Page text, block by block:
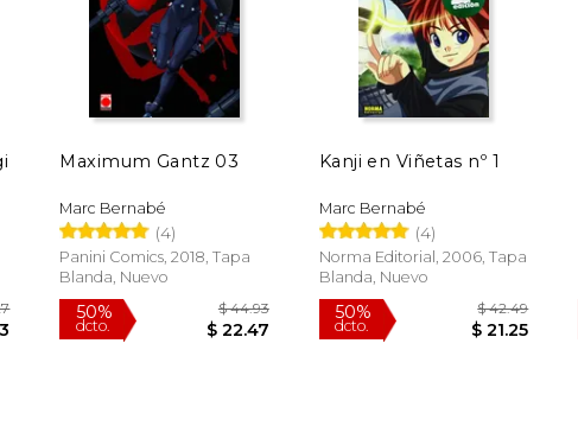
15%
dcto.
15%
dcto.
Maximum Gantz 03
Marc Bernabé
(4)
Panini Comics, 2018, Tapa
Blanda, Nuevo
Kanji en Viñetas nº 1
Marc Bernabé
(4)
Norma Editorial, 2006, Tapa
Blanda, Nuevo